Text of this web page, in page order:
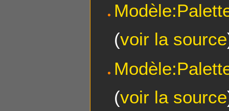
(voir la source
(voir la source